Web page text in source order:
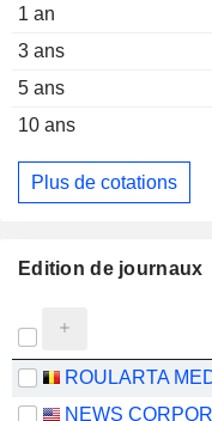
1 an
3 ans
5 ans
10 ans
Plus de cotations
Edition de journaux
NEWS